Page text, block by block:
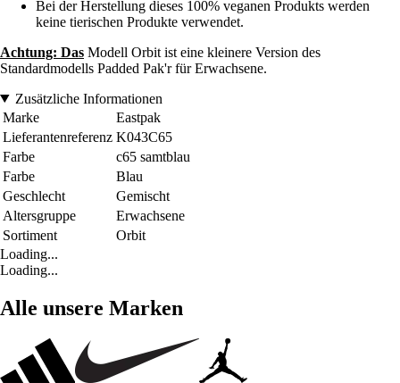
Bei der Herstellung dieses 100% veganen Produkts werden
keine tierischen Produkte verwendet.
Achtung: Das Modell Orbit ist eine kleinere Version des
Standardmodells Padded Pak'r für Erwachsene.
Zusätzliche Informationen
Marke
Eastpak
Lieferantenreferenz K043C65
Farbe
c65 samtblau
Farbe
Blau
Geschlecht
Gemischt
Altersgruppe
Erwachsene
Sortiment
Orbit
Loading...
Loading...
Alle unsere Marken